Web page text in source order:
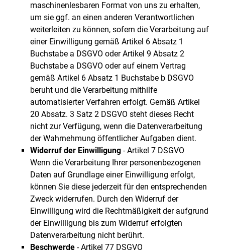
maschinenlesbaren Format von uns zu erhalten,
um sie ggf. an einen anderen Verantwortlichen
weiterleiten zu können, sofern die Verarbeitung auf
einer Einwilligung gemäß Artikel 6 Absatz 1
Buchstabe a DSGVO oder Artikel 9 Absatz 2
Buchstabe a DSGVO oder auf einem Vertrag
gemäß Artikel 6 Absatz 1 Buchstabe b DSGVO
beruht und die Verarbeitung mithilfe
automatisierter Verfahren erfolgt. Gemäß Artikel
20 Absatz. 3 Satz 2 DSGVO steht dieses Recht
nicht zur Verfügung, wenn die Datenverarbeitung
der Wahrnehmung öffentlicher Aufgaben dient.
Widerruf der Einwilligung - Artikel 7 DSGVO
Wenn die Verarbeitung Ihrer personenbezogenen
Daten auf Grundlage einer Einwilligung erfolgt,
können Sie diese jederzeit für den entsprechenden
Zweck widerrufen. Durch den Widerruf der
Einwilligung wird die Rechtmäßigkeit der aufgrund
der Einwilligung bis zum Widerruf erfolgten
Datenverarbeitung nicht berührt.
Beschwerde - Artikel 77 DSGVO